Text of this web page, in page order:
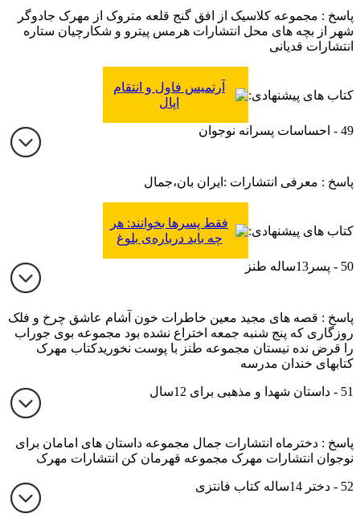
پاسخ : مجموعه کلاسیک از افق گنج قلعه متروک از مهرک جادوگر
شهر از بچه های محل انتشارات هرمس پیترو و شکارچیان ستاره
انتشارات قدیانی
کتاب های پیشنهادی:
آرتمیس فاول و انتقام
اپال
49 - احساسات پسرانه نوجوان
پاسخ : معرفی انتشارات :ایران بان،جمال
کتاب های پیشنهادی:
فقط پسرها بخوانند: هر
چه باید درباره‌ی بلوغ
50 - پسر13ساله طنز
پاسخ : قصه های مجید معین خاطرات خون آشام عاشق چرخ و فلک
روزگاری که پنج شنبه جمعه اختراع نشده بود مجموعه بوی جوراب
را قرض نده نیستان مجموعه طنز با پوست نخوریدکتاب مهرک
کتابهای خندان مدرسه
51 - داستان شهدا و مذهبی برای 12سال
پاسخ : دخترماه انتشارات جمال مجموعه داستان های امامان برای
نوجوان انتشارات مهرک مجموعه قهرمان کن انتشارات مهرک
52 - دختر 14ساله کتاب فانتزی